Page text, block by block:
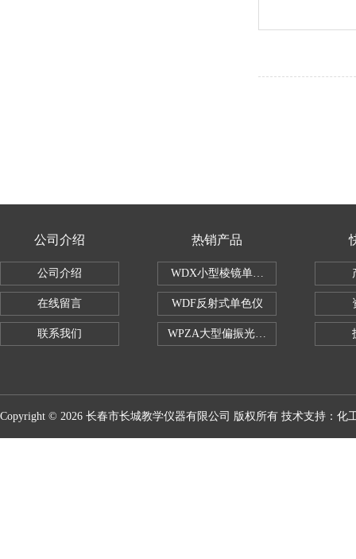
公司介绍
公司介绍
在线留言
联系我们
热销产品
WDX小型棱镜单色仪
WDF反射式单色仪
WPZA大型偏振光演示仪
Copyright © 2026 长春市长城教学仪器有限公司 版权所有 技术支持： 化